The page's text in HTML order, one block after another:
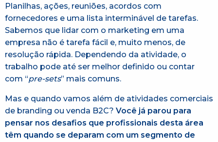
Planilhas, ações, reuniões, acordos com
fornecedores e uma lista interminável de tarefas.
Sabemos que lidar com o marketing em uma
empresa não é tarefa fácil e, muito menos, de
resolução rápida. Dependendo da atividade, o
trabalho pode até ser melhor definido ou contar
com “pre-sets” mais comuns.
Mas e quando vamos além de atividades comerciais
de branding ou venda B2C? Você já parou para
pensar nos desafios que profissionais desta área
têm quando se deparam com um segmento de